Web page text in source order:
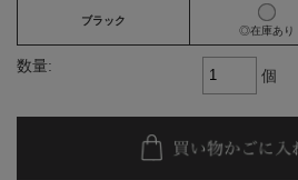
ブラック
◎在庫あり
数量:
個